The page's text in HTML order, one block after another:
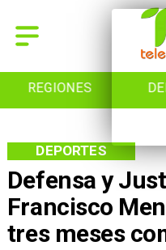
REGIONES
Defensa y
Francisco
tres meses
DEPORTES